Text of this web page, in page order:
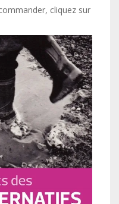
cliquez sur